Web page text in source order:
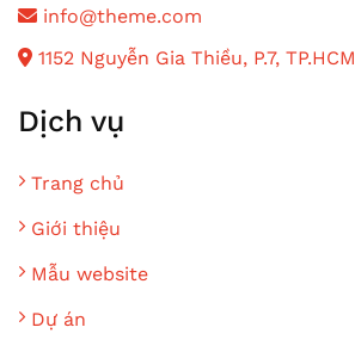
info@theme.com
1152 Nguyễn Gia Thiều, P.7, TP.HCM
Dịch vụ
Trang chủ
Giới thiệu
Mẫu website
Dự án